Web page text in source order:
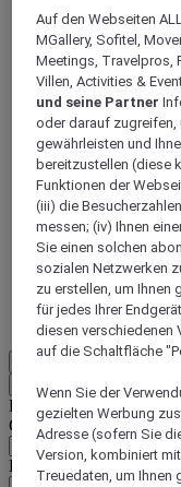
ALL
15%
bei über 30
JETZT
Zurück
Land und Sprache unten
Geografische Zone
Land/Region - Sprache
Auf den Webseiten
MGallery, Sofitel,
Meetings, Travelpros,
Villen, Activities &
und seine Partner
oder darauf zugreifen,
gewährleisten und
bereitzustellen (diese
Funktionen der
(iii) die
messen; (iv) Ihnen
Sie einen solchen
sozialen Netzwerken
zu erstellen, um Ihnen
für jedes Ihrer
diesen verschiedenen
auf die Schaltfläche
Wenn Sie der
gezielten Werbung
Adresse (sofern Sie
Version, kombiniert
Treuedaten, um Ihnen